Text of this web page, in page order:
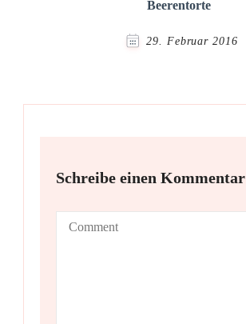
Beerentorte
29. Februar 2016
Schreibe einen Kommentar